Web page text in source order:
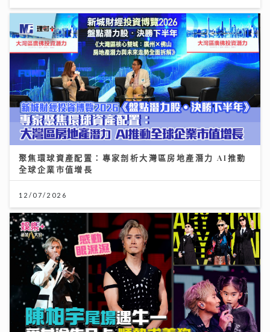
聚焦環球資產配置：專家剖析大灣區房地產潛力 AI推動
全球企業市值增長
12/07/2026